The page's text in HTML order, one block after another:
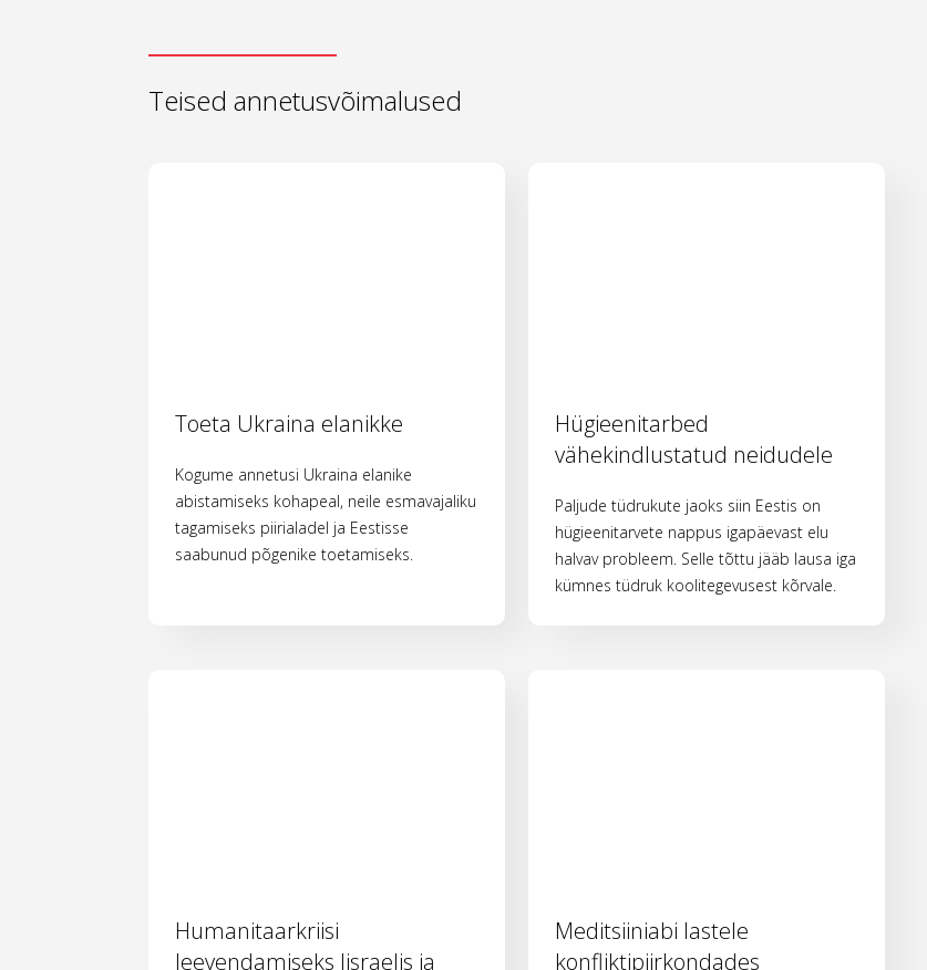
Teised annetusvõimalused
Toeta Ukraina elanikke
Kogume annetusi Ukraina elanike
abistamiseks kohapeal, neile esmavajaliku
tagamiseks piirialadel ja Eestisse
saabunud põgenike toetamiseks.
Hügieenitarbed
vähekindlustatud neidudele
Paljude tüdrukute jaoks siin Eestis on
hügieenitarvete nappus igapäevast elu
halvav probleem. Selle tõttu jääb lausa iga
kümnes tüdruk koolitegevusest kõrvale.
Humanitaarkriisi
leevendamiseks Iisraelis ja
Meditsiiniabi lastele
konfliktipiirkondades